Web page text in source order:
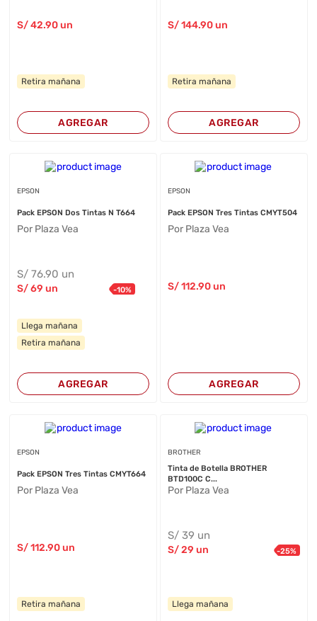
S/42.90 un
Retira mañana
AGREGAR
S/144.90un
Retira mañana
AGREGAR
EPSON
Pack EPSON Dos Tintas N T664
Por Plaza Vea
S/76.90 un
S/69 un -10%
Llega mañana
Retira mañana
AGREGAR
EPSON
Pack EPSON Tres Tintas CMYT504
Por Plaza Vea
S/112.90un
AGREGAR
EPSON
Pack EPSON Tres Tintas CMYT664
Por Plaza Vea
S/112.90 un
Retira mañana
BROTHER
Tinta de Botella BROTHER
BTD100C C...
Por Plaza Vea
S/ 39 un
S/29 un -25%
Llega mañana